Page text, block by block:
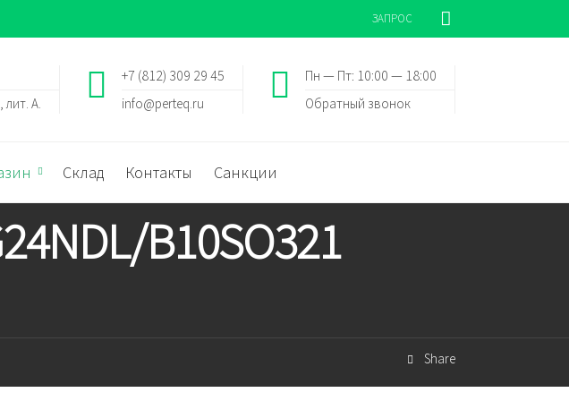
ЗАПРОС
Пн — Пт: 10:00 — 18:00
Обратный звонок
+7 (812) 309 29 45
info@perteq.ru
лит. А.
Склад Контакты Санкции
B10SO321
Share